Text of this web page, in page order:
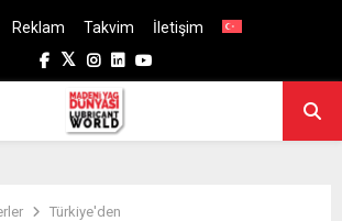
Reklam Takvim
İletişim
Facebook
TwitterInstagram
LinkedinYoutube
Türkiye'den